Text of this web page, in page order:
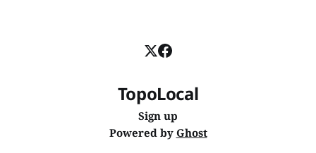
TopoLocal
Sign up
Powered by Ghost